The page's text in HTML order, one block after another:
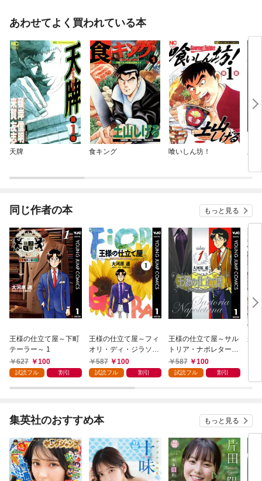
あわせてよく買われている本
天牌 食キング 喰いしん坊！
～
同じ作者の本 もっと見る
王様の仕立て屋～下町
テーラー～ 1
627
100
試読フル 割引
王様の仕立て屋～フィ
オリ・ディ・ジラソー
レ～ 1
587 100
試読フル 割引
王様の仕立て屋～サル
トリア・ナポレターナ
～ 1587 100
試読フル 割引
か
集英社のおすすめ本 もっと見る